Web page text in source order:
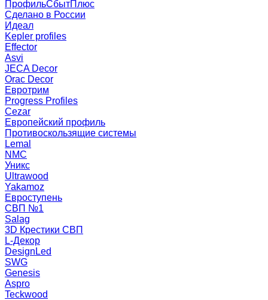
ПрофильСбытПлюс
Сделано в России
Идеал
Kepler profiles
Effector
Asvi
JECA Decor
Orac Decor
Евротрим
Progress Profiles
Cezar
Европейский профиль
Противоскользящие системы
Lemal
NMC
Уникс
Ultrawood
Yakamoz
Евроступень
СВП №1
Salag
3D Крестики СВП
L-Декор
DesignLed
SWG
Genesis
Aspro
Teckwood